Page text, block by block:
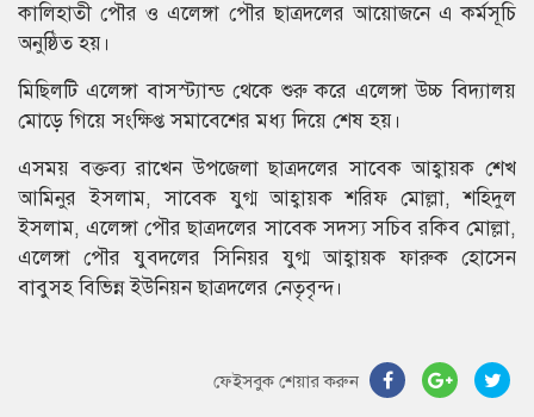
কালিহাতী পৌর ও এলেঙ্গা পৌর ছাত্রদলের আয়োজনে এ কর্মসূচি
অনুষ্ঠিত হয়।
মিছিলটি এলেঙ্গা বাসস্ট্যান্ড থেকে শুরু করে এলেঙ্গা উচ্চ বিদ্যালয়
মোড়ে গিয়ে সংক্ষিপ্ত সমাবেশের মধ্য দিয়ে শেষ হয়।
এসময় বক্তব্য রাখেন উপজেলা ছাত্রদলের সাবেক আহ্বায়ক শেখ
আমিনুর ইসলাম, সাবেক যুগ্ম আহ্বায়ক শরিফ মোল্লা, শহিদুল
ইসলাম, এলেঙ্গা পৌর ছাত্রদলের সাবেক সদস্য সচিব রকিব মোল্লা,
এলেঙ্গা পৌর যুবদলের সিনিয়র যুগ্ম আহ্বায়ক ফারুক হোসেন
বাবুসহ বিভিন্ন ইউনিয়ন ছাত্রদলের নেতৃবৃন্দ।
ফেইসবুক শেয়ার করুন